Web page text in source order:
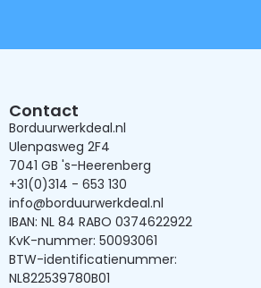
Contact
Borduurwerkdeal.nl
Ulenpasweg 2F4
7041 GB 's-Heerenberg
+31(0)314 - 653 130
info@borduurwerkdeal.nl
IBAN: NL 84 RABO 0374622922
KvK-nummer: 50093061
BTW-identificatienummer:
NL822539780B01